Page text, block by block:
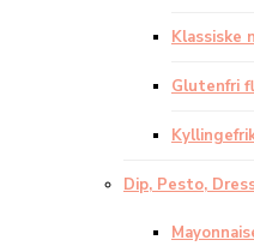
Klassiske
Glutenfri
Dip, Pesto,